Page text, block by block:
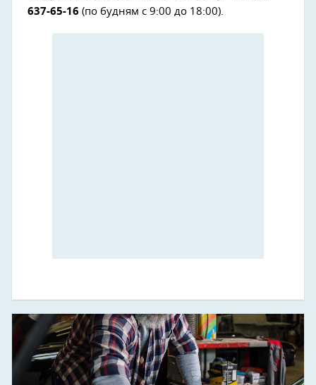
637-65-16 (по будням с 9:00 до 18:00).